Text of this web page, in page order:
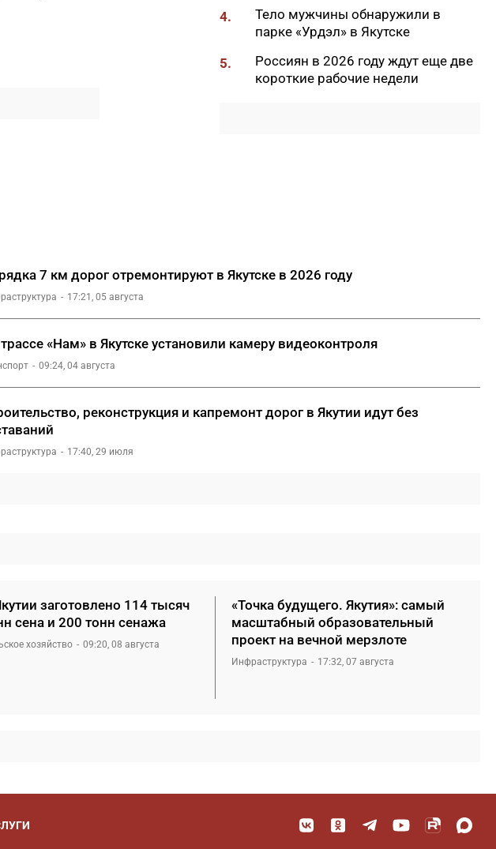
охватывает почти 70 сессий
В Якутии продолжается
доукомплектование ВС РФ
Более 230 участников СВО
4.
Тело мужчины обнаружили в
парке «Урдэл» в Якутске
5.
Россиян в 2026 году ждут еще две
короткие рабочие недели
7 км дорог отремонтируют в Якутске в 2026 году
17:21, 05 августа
«Нам» в Якутске установили камеру видеоконтроля
09:24, 04 августа
реконструкция и капремонт дорог в Якутии идут без
17:40, 29 июля
заготовлено 114 тысяч
сена и 200 тонн сенажа
хозяйство 09:20, 08 августа
«Точка будущего. Якутия»: самый
масштабный образовательный
проект на вечной мерзлоте
Инфраструктура 17:32, 07 августа